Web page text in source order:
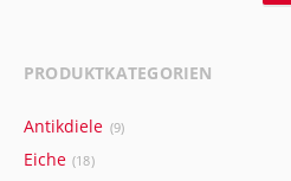
PRODUKTKATEGORIEN
Antikdiele (9)
Eiche (18)